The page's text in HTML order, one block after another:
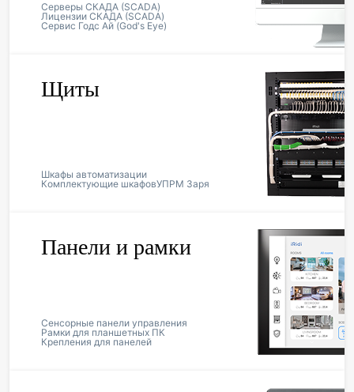
Серверы СКАДА (SCADA)
Лицензии СКАДА (SCADA)
Сервис Годс Ай (God's Eye)
Щиты
Шкафы автоматизации
Комплектующие шкафовУПРМ Заря
Панели и рамки
Сенсорные панели управления
Рамки для планшетных ПК
Крепления для панелей